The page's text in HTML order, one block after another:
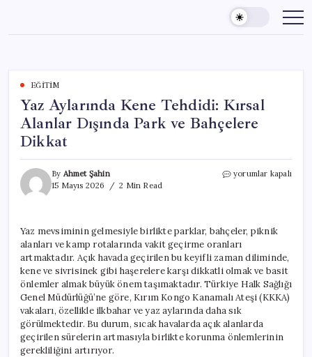
content
EĞITIM
Yaz Aylarında Kene Tehdidi: Kırsal
Alanlar Dışında Park ve Bahçelere
Dikkat
By Ahmet Şahin
15 Mayıs 2026
2 Min Read
Yaz
Alanlar
Dışında
Park
ve
Bahçelere
için
yorumlar kapalı
Yaz mevsiminin gelmesiyle birlikte parklar, bahçeler, piknik
alanları ve kamp rotalarında vakit geçirme oranları
artmaktadır. Açık havada geçirilen bu keyifli zaman diliminde,
kene ve sivrisinek gibi haşerelere karşı dikkatli olmak ve basit
önlemler almak büyük önem taşımaktadır. Türkiye Halk Sağlığı
Genel Müdürlüğü’ne göre, Kırım Kongo Kanamalı Ateşi (KKKA)
vakaları, özellikle ilkbahar ve yaz aylarında daha sık
görülmektedir. Bu durum, sıcak havalarda açık alanlarda
geçirilen sürelerin artmasıyla birlikte korunma önlemlerinin
gerekliliğini artırıyor.